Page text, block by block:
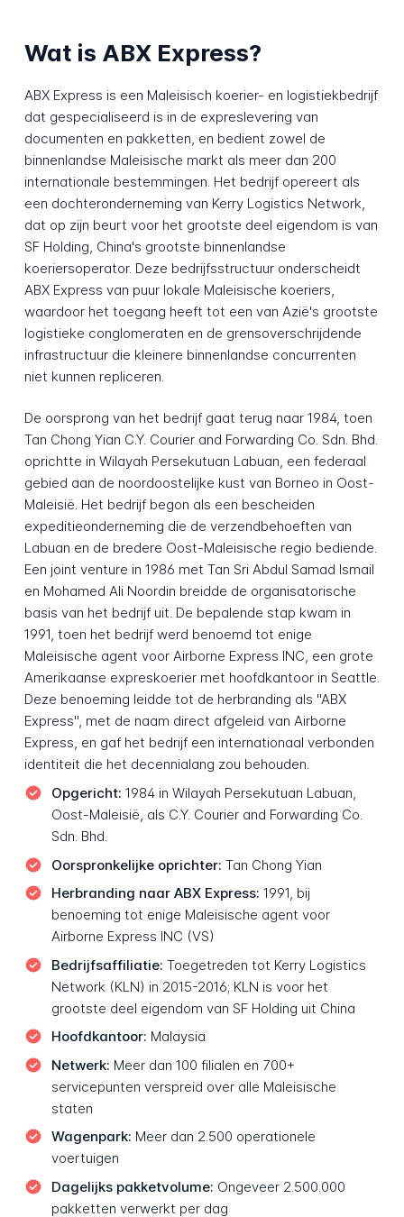
Wat is ABX Express?
ABX Express is een Maleisisch koerier- en logistiekbedrijf
dat gespecialiseerd is in de expreslevering van
documenten en pakketten, en bedient zowel de
binnenlandse Maleisische markt als meer dan 200
internationale bestemmingen. Het bedrijf opereert als
een dochteronderneming van Kerry Logistics Network,
dat op zijn beurt voor het grootste deel eigendom is van
SF Holding, China's grootste binnenlandse
koeriersoperator. Deze bedrijfsstructuur onderscheidt
ABX Express van puur lokale Maleisische koeriers,
waardoor het toegang heeft tot een van Azië's grootste
logistieke conglomeraten en de grensoverschrijdende
infrastructuur die kleinere binnenlandse concurrenten
niet kunnen repliceren.
De oorsprong van het bedrijf gaat terug naar 1984, toen
Tan Chong Yian C.Y. Courier and Forwarding Co. Sdn. Bhd.
oprichtte in Wilayah Persekutuan Labuan, een federaal
gebied aan de noordoostelijke kust van Borneo in Oost-
Maleisië. Het bedrijf begon als een bescheiden
expeditieonderneming die de verzendbehoeften van
Labuan en de bredere Oost-Maleisische regio bediende.
Een joint venture in 1986 met Tan Sri Abdul Samad Ismail
en Mohamed Ali Noordin breidde de organisatorische
basis van het bedrijf uit. De bepalende stap kwam in
1991, toen het bedrijf werd benoemd tot enige
Maleisische agent voor Airborne Express INC, een grote
Amerikaanse expreskoerier met hoofdkantoor in Seattle.
Deze benoeming leidde tot de herbranding als "ABX
Express", met de naam direct afgeleid van Airborne
Express, en gaf het bedrijf een internationaal verbonden
identiteit die het decennialang zou behouden.
Opgericht: 1984 in Wilayah Persekutuan Labuan,
Oost-Maleisië, als C.Y. Courier and Forwarding Co.
Sdn. Bhd.
Oorspronkelijke oprichter: Tan Chong Yian
Herbranding naar ABX Express: 1991, bij
benoeming tot enige Maleisische agent voor
Airborne Express INC (VS)
Bedrijfsaffiliatie: Toegetreden tot Kerry Logistics
Network (KLN) in 2015-2016; KLN is voor het
grootste deel eigendom van SF Holding uit China
Hoofdkantoor: Malaysia
Netwerk: Meer dan 100 filialen en 700+
servicepunten verspreid over alle Maleisische
staten
Wagenpark: Meer dan 2.500 operationele
voertuigen
Dagelijks pakketvolume: Ongeveer 2.500.000
pakketten verwerkt per dag